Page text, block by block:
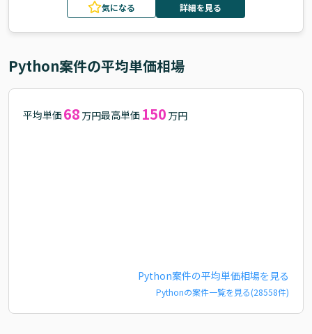
気になる 詳細を見る
Python案件の平均単価相場
平均単価 68 万円最高単価 150 万円
Python案件の平均単価相場を見る
Pythonの案件一覧を見る(28558件)